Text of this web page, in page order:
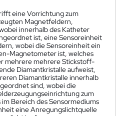
eine Vorrichtung zum
Magnetfeldern,
innerhalb des Katheter
ist, eine Sensoreinheit
wobei die Sensoreinheit ein
Magnetometer ist, welches
mehrere mehrere Stickstoff-
Diamantkristalle aufweist,
Diamantkristalle innerhalb
sind, wobei die
zum
Bereich des Sensormediums
eine Anregungslichtquelle